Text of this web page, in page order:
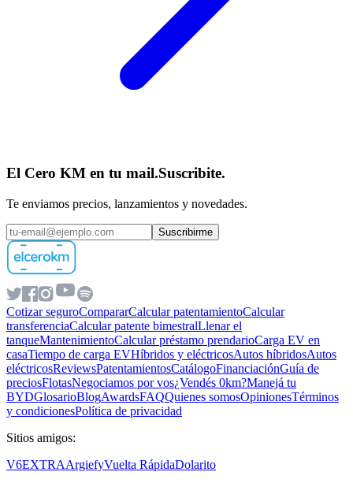
El Cero KM en tu mail.Suscribite.
Te enviamos precios, lanzamientos y novedades.
Suscribirme
Cotizar seguroCompararCalcular patentamientoCalcular
transferenciaCalcular patente bimestralLlenar el
tanqueMantenimientoCalcular préstamo prendarioCarga EV en
casaTiempo de carga EVHíbridos y eléctricosAutos híbridosAutos
eléctricosReviewsPatentamientosCatálogoFinanciaciónGuía de
preciosFlotasNegociamos por vos¿Vendés 0km?Manejá tu
BYDGlosarioBlogAwardsFAQQuienes somosOpinionesTérminos
y condicionesPolítica de privacidad
Sitios amigos:
V6EXTRAArgiefyVuelta RápidaDolarito